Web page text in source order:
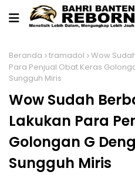
Beranda tramadol
Wow
Para Penjual Obat Keras
Sungguh Miris
Wow Sudah
Lakukan Para
Golongan G
Sungguh Miris